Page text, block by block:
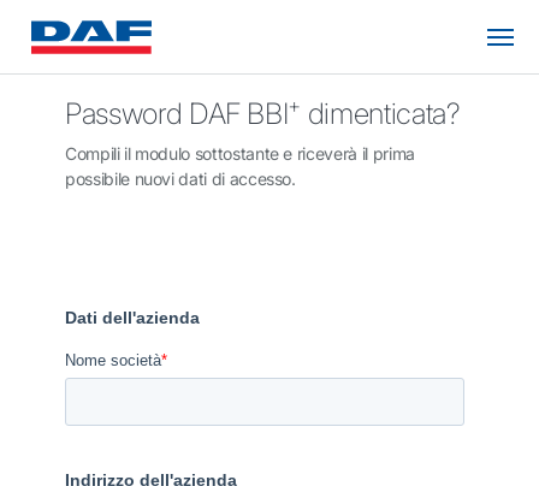
Password DAF BBI+ dimenticata?
Compili il modulo sottostante e riceverà il prima
possibile nuovi dati di accesso.